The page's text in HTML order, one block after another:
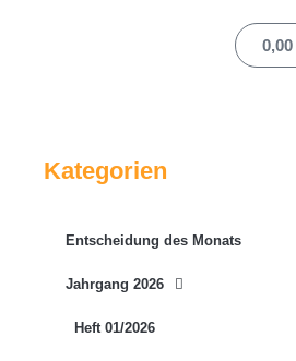
0,00
Kategorien
Entscheidung des Monats
Jahrgang 2026
Heft 01/2026